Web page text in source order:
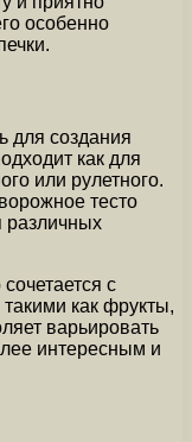
особенно
для создания
как для
или рулетного.
тесто
различных
с
как фрукты,
варьировать
интересным и